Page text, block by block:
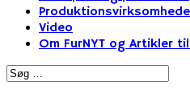
Video
Om FurNYT og Artikler til